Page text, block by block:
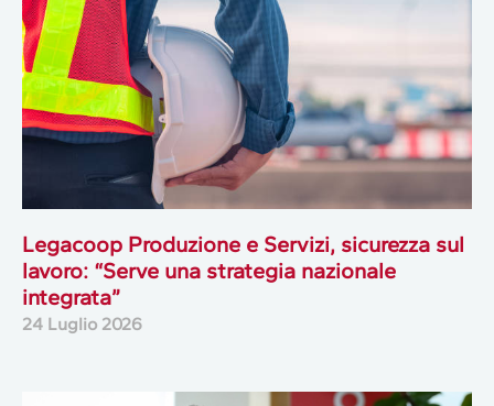
Legacoop Produzione e Servizi, sicurezza sul
lavoro: “Serve una strategia nazionale
integrata”
24 Luglio 2026